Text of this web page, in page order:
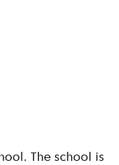
The school is